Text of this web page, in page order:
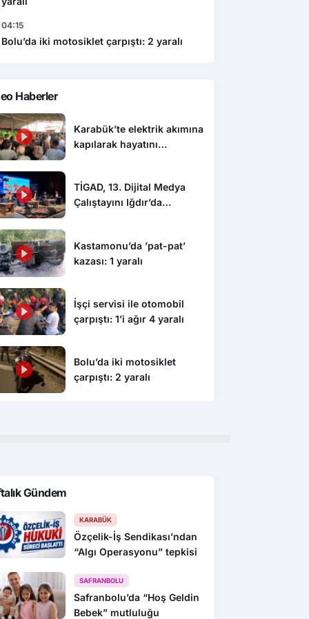
04:15
Bolu’da iki motosiklet çarpıştı: 2 yaralı
Haberler
Karabük’te elektrik akımına
kapılarak hayatını
TİGAD, 13. Dijital Medya
Çalıştayını Iğdır’da
Kastamonu’da ’pat-pat’
kazası: 1 yaralı
İşçi servisi ile otomobil
çarpıştı: 1’i ağır 4 yaralı
Bolu’da iki motosiklet
çarpıştı: 2 yaralı
Gündem
KARABÜK
Özçelik-İş Sendikası’ndan
“Algı Operasyonu” tepkisi
SAFRANBOLU
Safranbolu’da “Hoş Geldin
Bebek” mutluluğu